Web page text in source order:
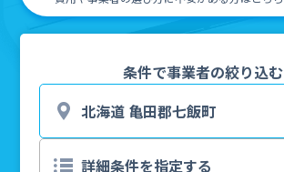
条件で事業者の絞り込む